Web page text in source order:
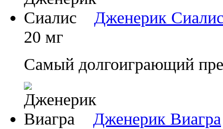
Дженерик
20 мг
Самый долгоиграющий
Дженерик Виагра